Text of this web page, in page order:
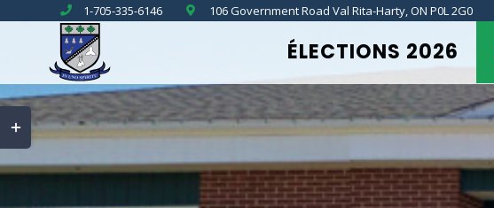
1-705-335-6146 106 Government Road Val Rita-Harty, ON P0L 2G0
ÉLECTIONS 2026
Toggle
Sliding
Bar
Area